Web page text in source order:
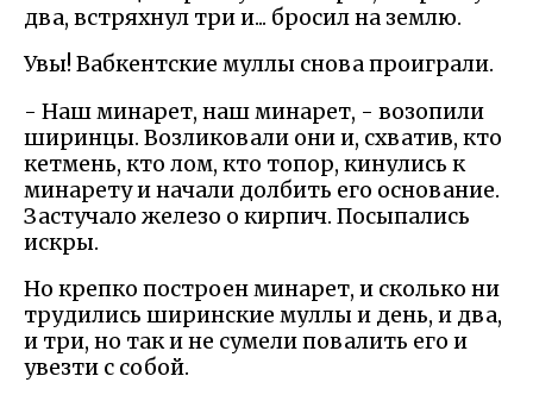
два, встряхнул три и... бросил на землю.
Увы! Вабкентские муллы снова проиграли.
- Наш минарет, наш минарет, - возопили
ширинцы. Возликовали они и, схватив, кто
кетмень, кто лом, кто топор, кинулись к
минарету и начали долбить его основание.
Застучало железо о кирпич. Посыпались
искры.
Но крепко построен минарет, и сколько ни
трудились ширинские муллы и день, и два,
и три, но так и не сумели повалить его и
увезти с собой.